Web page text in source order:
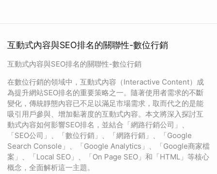
互動式內容與SEO排名的關聯性-數位行銷
互動式內容與SEO排名的關聯性-數位行銷
在數位行銷的領域中，互動式內容（Interactive Content）成
為提升網站SEO排名的重要策略之一。隨著使用者需求的不斷
變化，傳統靜態內容已不足以滿足市場需求，取而代之的是能
吸引用戶參與、增加黏著度的互動式內容。本文將深入探討互
動式內容如何影響SEO排名，並結合「網路行銷公司」、
「SEO公司」、「數位行銷」、「網路行銷」、「Google
Search Console」、「Google Analytics」、「Google商家檔
案」、「Local SEO」、「On Page SEO」和「HTML」等核心
概念，全面解析這一主題。